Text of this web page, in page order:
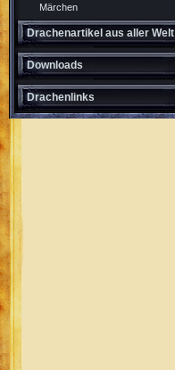
Märchen
Drachenartikel aus aller Welt
Downloads
Drachenlinks